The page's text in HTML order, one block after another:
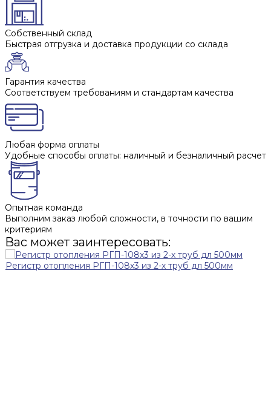
Собственный склад
Быстрая отгрузка и доставка продукции со склада
Гарантия качества
Соответствуем требованиям и стандартам качества
Любая форма оплаты
Удобные способы оплаты: наличный и безналичный расчет
Опытная команда
Выполним заказ любой сложности, в точности по вашим
критериям
Вас может заинтересовать:
Регистр отопления РГП-108х3 из 2-х труб дл 500мм